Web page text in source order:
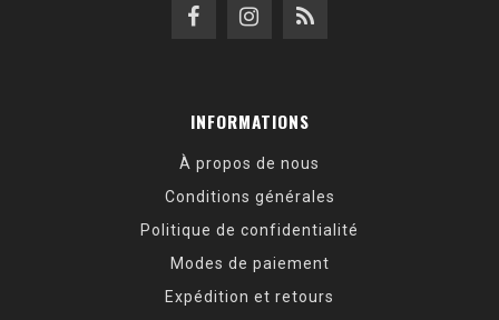
INFORMATIONS
À propos de nous
Conditions générales
Politique de confidentialité
Modes de paiement
Expédition et retours